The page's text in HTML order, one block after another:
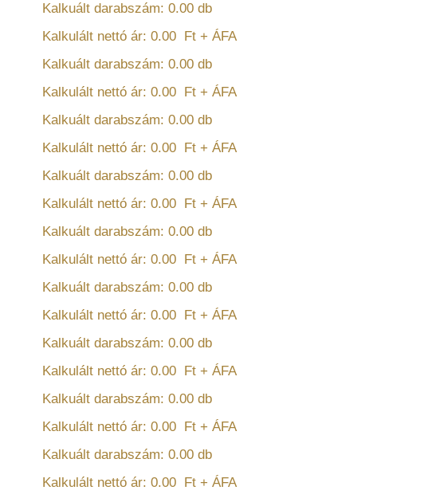
Kalkuált darabszám: 0.00 db
Kalkulált nettó ár: 0.00 Ft + ÁFA
Kalkuált darabszám: 0.00 db
Kalkulált nettó ár: 0.00 Ft + ÁFA
Kalkuált darabszám: 0.00 db
Kalkulált nettó ár: 0.00 Ft + ÁFA
Kalkuált darabszám: 0.00 db
Kalkulált nettó ár: 0.00 Ft + ÁFA
Kalkuált darabszám: 0.00 db
Kalkulált nettó ár: 0.00 Ft + ÁFA
Kalkuált darabszám: 0.00 db
Kalkulált nettó ár: 0.00 Ft + ÁFA
Kalkuált darabszám: 0.00 db
Kalkulált nettó ár: 0.00 Ft + ÁFA
Kalkuált darabszám: 0.00 db
Kalkulált nettó ár: 0.00 Ft + ÁFA
Kalkuált darabszám: 0.00 db
Kalkulált nettó ár: 0.00 Ft + ÁFA